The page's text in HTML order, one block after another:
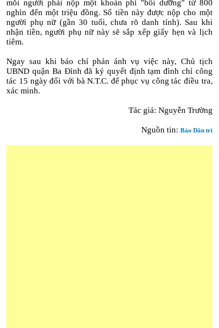
mỗi người phải nộp một khoản phí "bồi dưỡng" từ 800
nghìn đến một triệu đồng. Số tiền này được nộp cho một
người phụ nữ (gần 30 tuổi, chưa rõ danh tính). Sau khi
nhận tiền, người phụ nữ này sẽ sắp xếp giấy hẹn và lịch
tiêm.
Ngay sau khi báo chí phản ánh vụ việc này, Chủ tịch
UBND quận Ba Đình đã ký quyết định tạm đình chỉ công
tác 15 ngày đối với bà N.T.C. để phục vụ công tác điều tra,
xác minh.
Tác giả: Nguyễn Trường
Nguồn tin: Báo Dân trí